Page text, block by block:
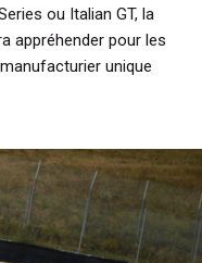
ou Italian GT, la
appréhender pour les
unique